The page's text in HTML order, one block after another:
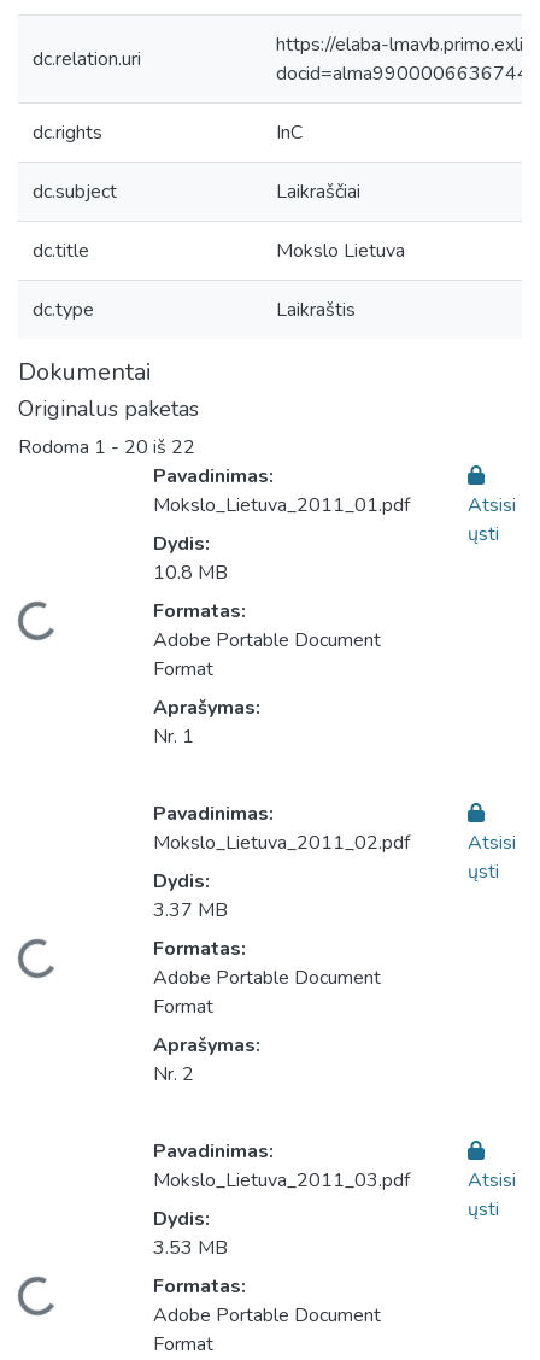
dc.relation.uri
https://elaba-
dc.rights InC
dc.subject Laikraščiai
dc.title Mokslo Lietuva
dc.type Laikraštis
Dokumentai
Originalus paketas
Rodoma 1 - 20 iš 22
Pavadinimas:
Mokslo_Lietuva_2011_01.pdf
Dydis:
10.8 MB
Formatas:
Adobe Portable Document
Format
Aprašymas:
Nr. 1
Atsisi
ųsti
Pavadinimas:
Mokslo_Lietuva_2011_02.pdf
Dydis:
3.37 MB
Formatas:
Adobe Portable Document
Format
Aprašymas:
Nr. 2
Atsisi
ųsti
Pavadinimas:
Mokslo_Lietuva_2011_03.pdf
Dydis:
3.53 MB
Formatas:
Adobe Portable Document
Format
Atsisi
ųsti